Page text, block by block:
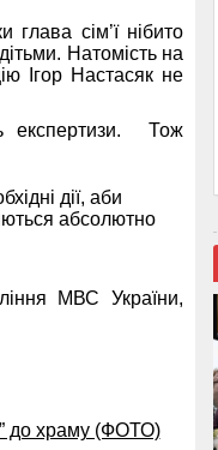
сім’ї нібито
Натомість на
Ігор Настасяк не
експертизи. Тож
дії, аби
абсолютно
МВС України,
до храму (ФОТО)